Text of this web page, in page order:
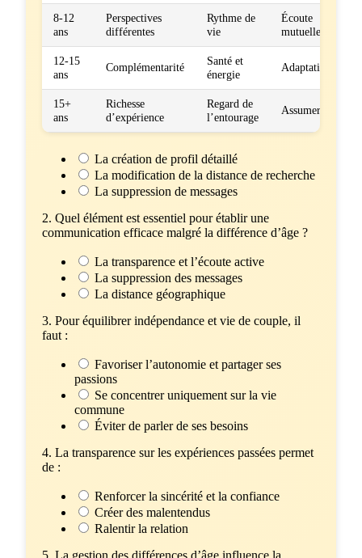
8-12
ans
Perspectives
différentes
Rythme de
vie
Écoute
mutuelle
12-15
ans
Complémentarité
Santé et
énergie
Adaptation
15+
ans
Richesse
d’expérience
Regard de
l’entourage
Assumer
La création de profil détaillé
La modification de la distance de recherche
La suppression de messages
2. Quel élément est essentiel pour établir une
communication efficace malgré la différence d’âge ?
La transparence et l’écoute active
La suppression des messages
La distance géographique
3. Pour équilibrer indépendance et vie de couple, il
faut :
Favoriser l’autonomie et partager ses
passions
Se concentrer uniquement sur la vie
commune
Éviter de parler de ses besoins
4. La transparence sur les expériences passées permet
de :
Renforcer la sincérité et la confiance
Créer des malentendus
Ralentir la relation